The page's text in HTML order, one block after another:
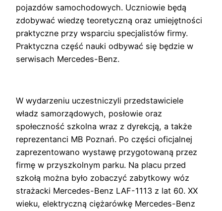
pojazdów samochodowych. Uczniowie będą
zdobywać wiedzę teoretyczną oraz umiejętności
praktyczne przy wsparciu specjalistów firmy.
Praktyczna część nauki odbywać się będzie w
serwisach Mercedes-Benz.
W wydarzeniu uczestniczyli przedstawiciele
władz samorządowych, posłowie oraz
społeczność szkolna wraz z dyrekcją, a także
reprezentanci MB Poznań. Po części oficjalnej
zaprezentowano wystawę przygotowaną przez
firmę w przyszkolnym parku. Na placu przed
szkołą można było zobaczyć zabytkowy wóz
strażacki Mercedes-Benz LAF-1113 z lat 60. XX
wieku, elektryczną ciężarówkę Mercedes-Benz